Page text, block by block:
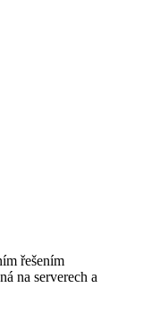
řešením
na serverech a